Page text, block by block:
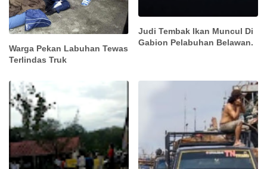
Warga Pekan Labuhan Tewas
Terlindas Truk
Judi Tembak Ikan Muncul Di
Gabion Pelabuhan Belawan.